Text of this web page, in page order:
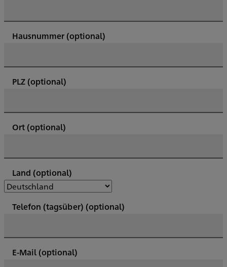
Hausnummer (optional)
PLZ (optional)
Ort (optional)
Land (optional)
Telefon (tagsüber) (optional)
E-Mail (optional)